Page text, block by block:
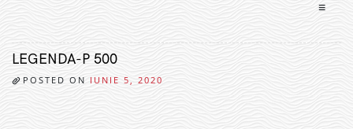
≡
LEGENDA-P 500
POSTED ON IUNIE 5, 2020